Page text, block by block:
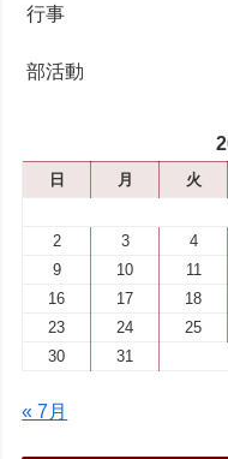
行事
部活動
日 月 火
2
3 4
9
10 11
16
17 18
23
24 25
30
31
« 7月